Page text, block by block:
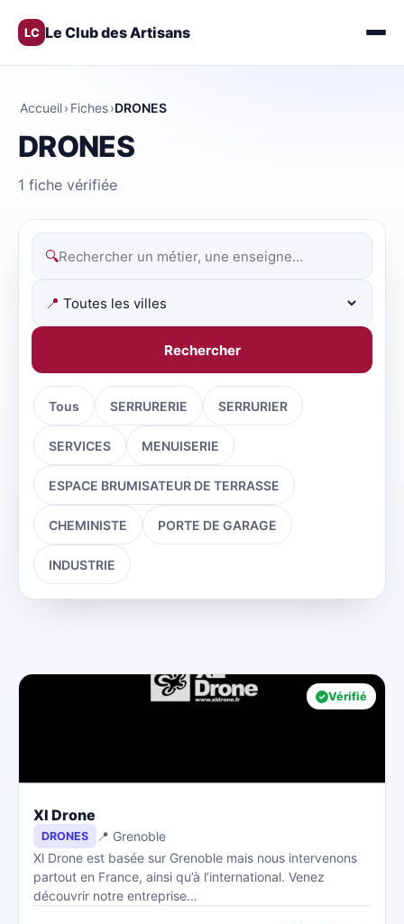
LC Le Club des Artisans
Accueil› Fiches›DRONES
DRONES
1 fiche vérifiée
🔍
📍
Rechercher
Tous SERRURERIE SERRURIER
SERVICES MENUISERIE
ESPACE BRUMISATEUR DE TERRASSE
CHEMINISTE PORTE DE GARAGE
INDUSTRIE
Vérifié
Xl Drone
DRONES
📍 Grenoble
Xl Drone est basée sur Grenoble mais nous intervenons
partout en France, ainsi qu’à l’international. Venez
découvrir notre entreprise…